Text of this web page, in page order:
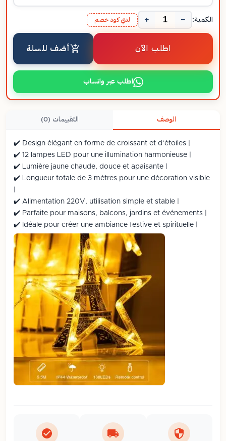
الكمية: −
+ لدي كود خصم
اطلب الآن أضف للسلة
اطلب عبر واتساب
الوصف التقييمات (0)
✔️ Design élégant en forme de croissant et d’étoiles |
✔️ 12 lampes LED pour une illumination harmonieuse |
✔️ Lumière jaune chaude, douce et apaisante |
✔️ Longueur totale de 3 mètres pour une décoration visible
✔️ Alimentation 220V, utilisation simple et stable |
✔️ Parfaite pour maisons, balcons, jardins et événements |
✔️ Idéale pour créer une ambiance festive et spirituelle |